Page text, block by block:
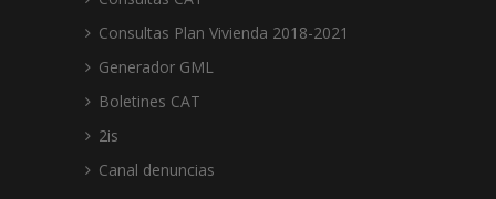
Consultas Plan Vivienda 2018-2021
Generador GML
Boletines CAT
2is
Canal denuncias